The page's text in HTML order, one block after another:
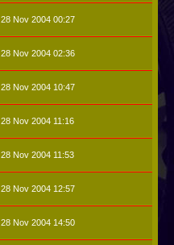
28 Nov 2004 00:27
28 Nov 2004 02:36
28 Nov 2004 10:47
28 Nov 2004 11:16
28 Nov 2004 11:53
28 Nov 2004 12:57
28 Nov 2004 14:50